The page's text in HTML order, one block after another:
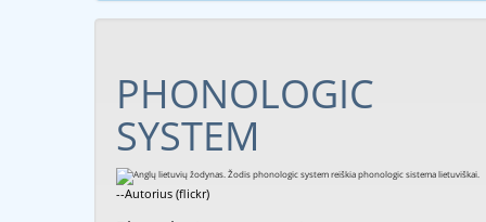
PHONOLOGIC
SYSTEM
--Autorius (flickr)